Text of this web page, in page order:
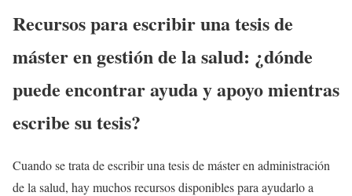
Recursos para escribir una tesis de
máster en gestión de la salud: ¿dónde
puede encontrar ayuda y apoyo mientras
escribe su tesis?
Cuando se trata de escribir una tesis de máster en administración
de la salud, hay muchos recursos disponibles para ayudarlo a